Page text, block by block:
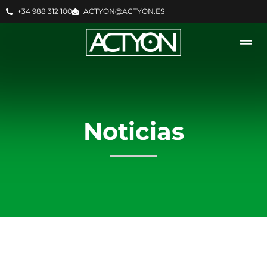
+34 988 312 100 ACTYON@ACTYON.ES
Noticias